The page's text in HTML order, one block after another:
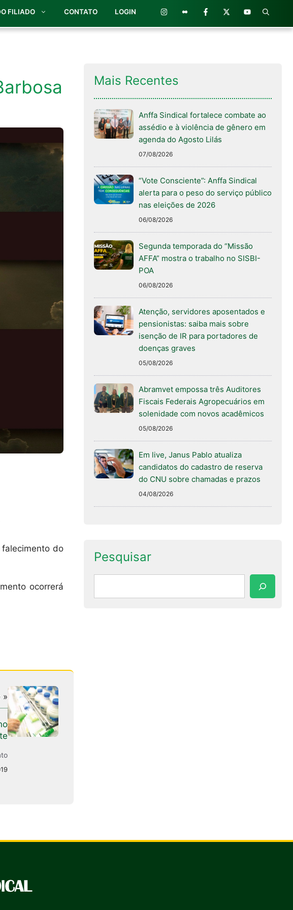
FILIADO CONTATO LOGIN
do
ocorrerá
»
Mais Recentes
Anffa Sindical fortalece combate ao
assédio e à violência de gênero em
agenda do Agosto Lilás
07/08/2026
“Vote Consciente”: Anffa Sindical
alerta para o peso do serviço público
nas eleições de 2026
06/08/2026
Segunda temporada do “Missão
AFFA” mostra o trabalho no SISBI-
POA
06/08/2026
Atenção, servidores aposentados e
pensionistas: saiba mais sobre
isenção de IR para portadores de
doenças graves
05/08/2026
Abramvet empossa três Auditores
Fiscais Federais Agropecuários em
solenidade com novos acadêmicos
05/08/2026
Em live, Janus Pablo atualiza
candidatos do cadastro de reserva
do CNU sobre chamadas e prazos
04/08/2026
Pesquisar